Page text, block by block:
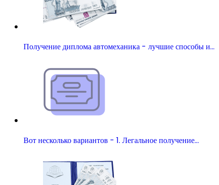
Получение диплома автомеханика - лучшие способы и…
Вот несколько вариантов - 1. Легальное получение…